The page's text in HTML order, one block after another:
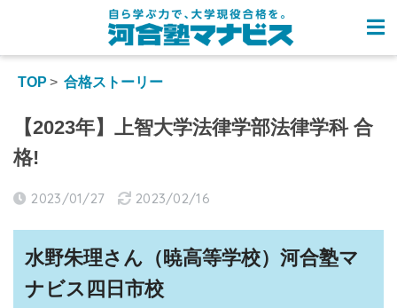
TOP 合格ストーリー
【2023年】上智大学法律学部法律学科 合
格!
2023/01/27 2023/02/16
水野朱理さん（ 暁高等学校）河合塾マ
ナビス四日市校